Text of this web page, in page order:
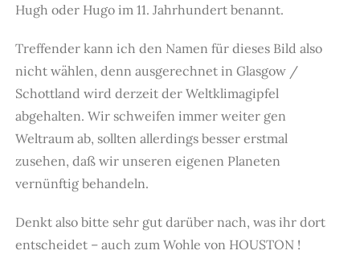
Hugh oder Hugo im 11. Jahrhundert benannt.
Treffender kann ich den Namen für dieses Bild also
nicht wählen, denn ausgerechnet in Glasgow /
Schottland wird derzeit der Weltklimagipfel
abgehalten. Wir schweifen immer weiter gen
Weltraum ab, sollten allerdings besser erstmal
zusehen, daß wir unseren eigenen Planeten
vernünftig behandeln.
Denkt also bitte sehr gut darüber nach, was ihr dort
entscheidet – auch zum Wohle von HOUSTON !